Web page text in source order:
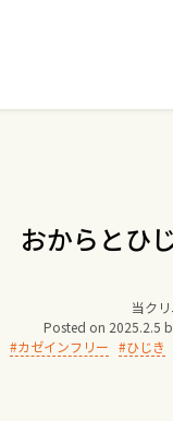
おからとひ
当ク
Posted on 2025.2.5
カゼインフリー ひじき
院
ゆい